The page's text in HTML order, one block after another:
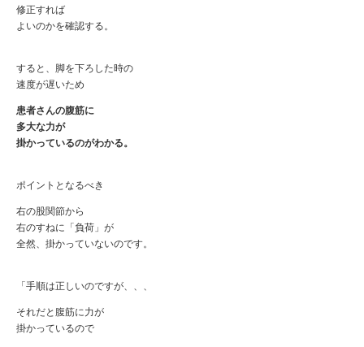
修正すれば
よいのかを確認する。
すると、脚を下ろした時の
速度が遅いため
患者さんの腹筋に
多大な力が
掛かっているのがわかる。
ポイントとなるべき
右の股関節から
右のすねに「負荷」が
全然、掛かっていないのです。
「手順は正しいのですが、、、
それだと腹筋に力が
掛かっているので